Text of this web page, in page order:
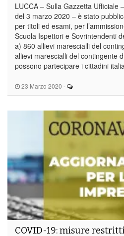
23 Marzo 2020 -
LUCCA – Sulla Gazzetta Ufficiale
del 3 marzo 2020 – è stato
per titoli ed esami, per
Scuola Ispettori e Sovrintendenti
a) 860 allievi marescialli del
allievi marescialli del contingente
possono partecipare i cittadini
COVID-19: misure